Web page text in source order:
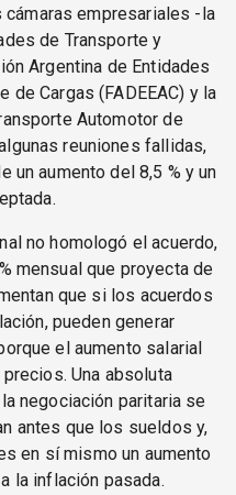
cámaras empresariales -la
de Transporte y
Argentina de Entidades
de Cargas (FADEEAC) y la
Automotor de
reuniones fallidas,
un aumento del 8,5 % y un
no homologó el acuerdo,
mensual que proyecta de
que si los acuerdos
pueden generar
el aumento salarial
Una absoluta
negociación paritaria se
antes que los sueldos y,
en sí mismo un aumento
la inflación pasada.